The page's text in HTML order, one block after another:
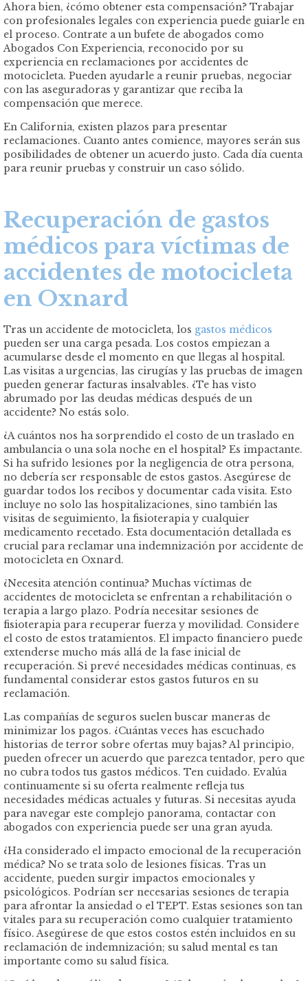
Ahora bien, ¿cómo obtener esta compensación? Trabajar
con profesionales legales con experiencia puede guiarle en
el proceso. Contrate a un bufete de abogados como
Abogados Con Experiencia, reconocido por su
experiencia en reclamaciones por accidentes de
motocicleta. Pueden ayudarle a reunir pruebas, negociar
con las aseguradoras y garantizar que reciba la
compensación que merece.
En California, existen plazos para presentar
reclamaciones. Cuanto antes comience, mayores serán sus
posibilidades de obtener un acuerdo justo. Cada día cuenta
para reunir pruebas y construir un caso sólido.
Recuperación de gastos
médicos para víctimas de
accidentes de motocicleta
en Oxnard
Tras un accidente de motocicleta, los gastos médicos
pueden ser una carga pesada. Los costos empiezan a
acumularse desde el momento en que llegas al hospital.
Las visitas a urgencias, las cirugías y las pruebas de imagen
pueden generar facturas insalvables. ¿Te has visto
abrumado por las deudas médicas después de un
accidente? No estás solo.
¿A cuántos nos ha sorprendido el costo de un traslado en
ambulancia o una sola noche en el hospital? Es impactante.
Si ha sufrido lesiones por la negligencia de otra persona,
no debería ser responsable de estos gastos. Asegúrese de
guardar todos los recibos y documentar cada visita. Esto
incluye no solo las hospitalizaciones, sino también las
visitas de seguimiento, la fisioterapia y cualquier
medicamento recetado. Esta documentación detallada es
crucial para reclamar una indemnización por accidente de
motocicleta en Oxnard.
¿Necesita atención continua? Muchas víctimas de
accidentes de motocicleta se enfrentan a rehabilitación o
terapia a largo plazo. Podría necesitar sesiones de
fisioterapia para recuperar fuerza y ​​movilidad. Considere
el costo de estos tratamientos. El impacto financiero puede
extenderse mucho más allá de la fase inicial de
recuperación. Si prevé necesidades médicas continuas, es
fundamental considerar estos gastos futuros en su
reclamación.
Las compañías de seguros suelen buscar maneras de
minimizar los pagos. ¿Cuántas veces has escuchado
historias de terror sobre ofertas muy bajas? Al principio,
pueden ofrecer un acuerdo que parezca tentador, pero que
no cubra todos tus gastos médicos. Ten cuidado. Evalúa
continuamente si su oferta realmente refleja tus
necesidades médicas actuales y futuras. Si necesitas ayuda
para navegar este complejo panorama, contactar con
abogados con experiencia puede ser una gran ayuda.
¿Ha considerado el impacto emocional de la recuperación
médica? No se trata solo de lesiones físicas. Tras un
accidente, pueden surgir impactos emocionales y
psicológicos. Podrían ser necesarias sesiones de terapia
para afrontar la ansiedad o el TEPT. Estas sesiones son tan
vitales para su recuperación como cualquier tratamiento
físico. Asegúrese de que estos costos estén incluidos en su
reclamación de indemnización; su salud mental es tan
importante como su salud física.